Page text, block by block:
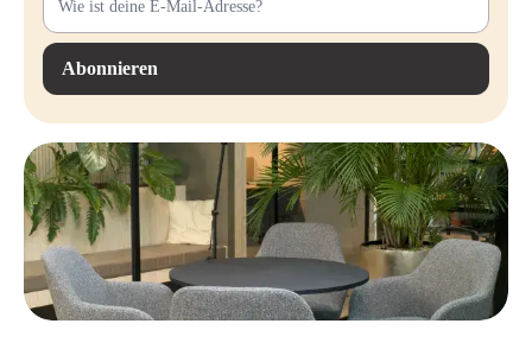
luxuriöses und professionelles Aussehen.
Abonnieren